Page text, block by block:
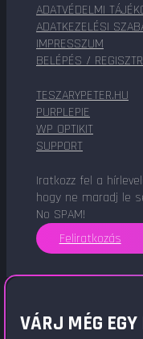
ADATVÉDELMI
ADATKEZELÉSI
IMPRESSZUM
BELÉPÉS /
TESZARYPETER.HU
PURPLEPIE
WP OPTIKIT
SUPPORT
Iratkozz fel a
hogy ne maradj le
No SPAM!
Feliratkozás
VÁRJ MÉG